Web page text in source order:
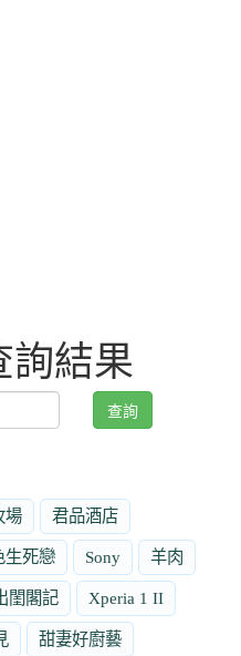
詢結果
查詢
場 君品酒店
生死戀 Sony 羊肉
閨閣記 Xperia 1 II
甜妻好廚藝